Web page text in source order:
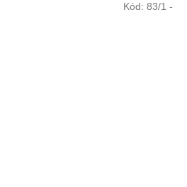
Kód: 83/1 -